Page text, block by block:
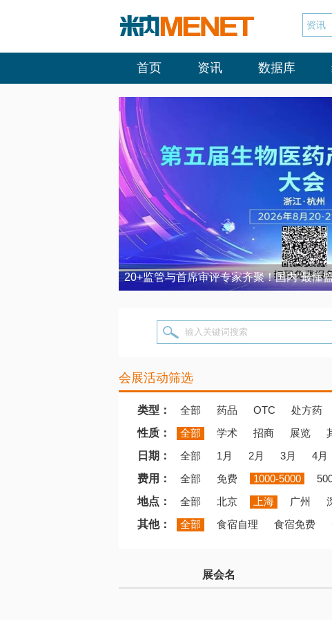
资讯
首页 资讯 数据库
20+监管与首席审评专家齐聚！国内“最懂
输入关键词搜索
会展活动筛选
类型： 全部 药品 OTC 处方药
性质：
全部 学术 招商 展览
日期：
全部 1月 2月 3月 4月
费用：
全部 免费 1000-5000
地点：
全部 北京 上海 广州
其他：
全部 食宿自理 食宿免费
展会名